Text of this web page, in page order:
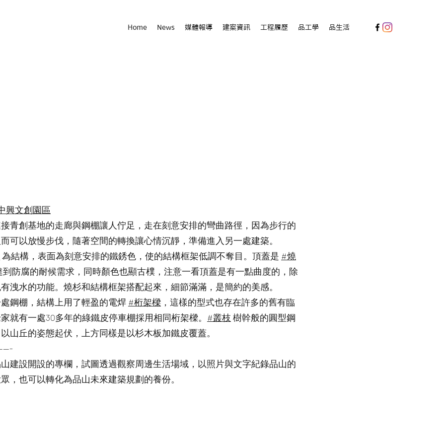
Home News 媒體報導 建案資訊 工程履歷 品工學 品生活
興文創園區
青創基地的走廊與鋼棚讓人佇足，走在刻意安排的彎曲路徑，因為步行的
可以放慢步伐，隨著空間的轉換讓心情沉靜，準備進入另一處建築。
為結構，表面為刻意安排的鐵銹色，使的結構框架低調不奪目。頂蓋是 #燒
到防腐的耐候需求，同時顏色也顯古樸，注意一看頂蓋是有一點曲度的，除
洩水的功能。燒杉和結構框架搭配起來，細節滿滿，是簡約的美感。
鋼棚，結構上用了輕盈的電焊 #桁架樑 ，這樣的型式也存在許多的舊有臨
就有一處30多年的綠鐵皮停車棚採用相同桁架樑。 #叢枝 樹幹般的圓型鋼
山丘的姿態起伏，上方同樣是以杉木板加鐵皮覆蓋。
山建設開設的專欄，試圖透過觀察周邊生活場域，以照片與文字紀錄品山的
，也可以轉化為品山未來建築規劃的養份。